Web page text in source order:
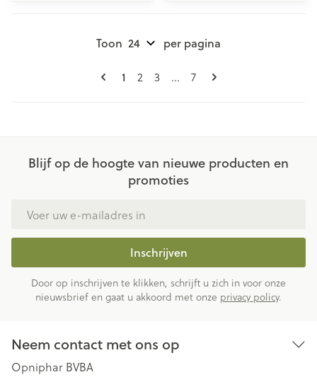
Pagina's
U lees momenteel pagina
1 Pagina
2 Pagina
3 ... Pagina
7
Toon per pagina
Blijf op de hoogte van nieuwe producten en
promoties
Inschrijven
Door op inschrijven te klikken, schrijft u zich in voor onze
nieuwsbrief en gaat u akkoord met onze privacy policy.
Neem contact met ons op
Opniphar BVBA